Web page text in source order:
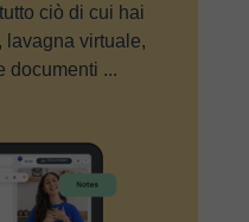
ciò di cui hai
lavagna virtuale,
documenti ...